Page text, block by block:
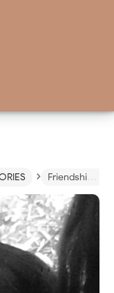
› Friendship or Friendshit episode 1